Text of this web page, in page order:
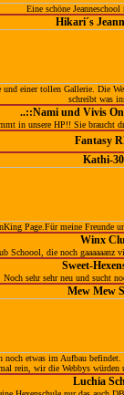
Eine schöne
Hikari´s
einer tollen Gallerie. Die
schreibt was
..::Nami und Vivis
in unsere HP!! Sie braucht
Fantasy
Kathi-
Page.Für meine Freunde
Winx
Schoool, die noch
Sweet-
Noch sehr sehr neu und sucht
Mew Mew
noch etwas im Aufbau
rein, wir die Webbys würden
Luchia